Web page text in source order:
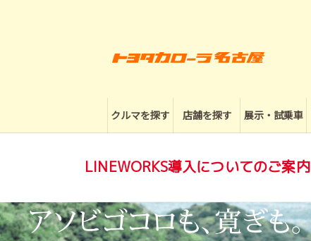
クルマを探す 店舗を探す 展示・試乗車
LINEWORKS導入についてのご案内